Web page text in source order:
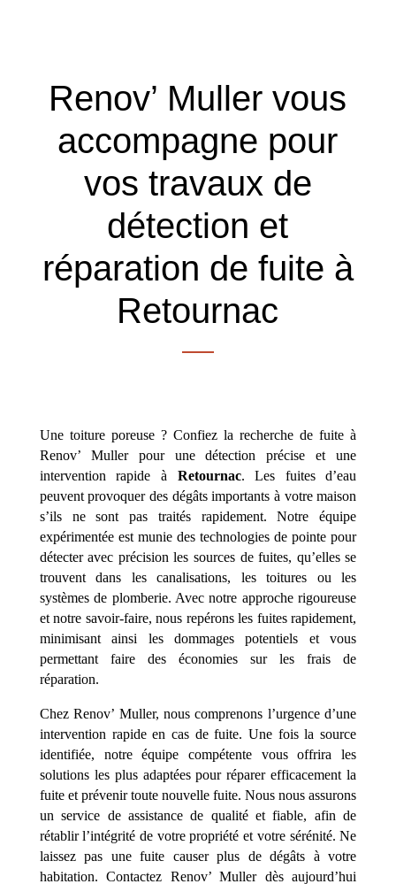
Renov’ Muller vous
accompagne pour
vos travaux de
détection et
réparation de fuite à
Retournac
Une toiture poreuse ? Confiez la recherche de fuite à
Renov’ Muller pour une détection précise et une
intervention rapide à Retournac. Les fuites d’eau
peuvent provoquer des dégâts importants à votre maison
s’ils ne sont pas traités rapidement. Notre équipe
expérimentée est munie des technologies de pointe pour
détecter avec précision les sources de fuites, qu’elles se
trouvent dans les canalisations, les toitures ou les
systèmes de plomberie. Avec notre approche rigoureuse
et notre savoir-faire, nous repérons les fuites rapidement,
minimisant ainsi les dommages potentiels et vous
permettant faire des économies sur les frais de
réparation.
Chez Renov’ Muller, nous comprenons l’urgence d’une
intervention rapide en cas de fuite. Une fois la source
identifiée, notre équipe compétente vous offrira les
solutions les plus adaptées pour réparer efficacement la
fuite et prévenir toute nouvelle fuite. Nous nous assurons
un service de assistance de qualité et fiable, afin de
rétablir l’intégrité de votre propriété et votre sérénité. Ne
laissez pas une fuite causer plus de dégâts à votre
habitation. Contactez Renov’ Muller dès aujourd’hui